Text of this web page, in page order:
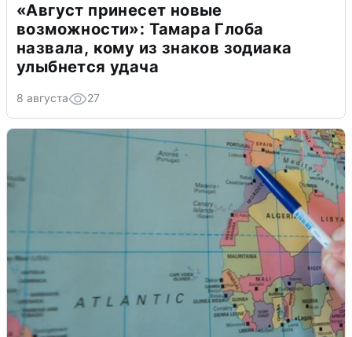
«Август принесет новые
возможности»: Тамара Глоба
назвала, кому из знаков зодиака
улыбнется удача
8 августа 27